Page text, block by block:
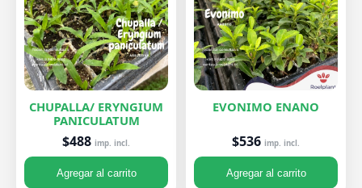
CHUPALLA/ ERYNGIUM
PANICULATUM
$488 imp. incl.
Agregar al carrito
EVONIMO ENANO
$536 imp. incl.
Agregar al carrito